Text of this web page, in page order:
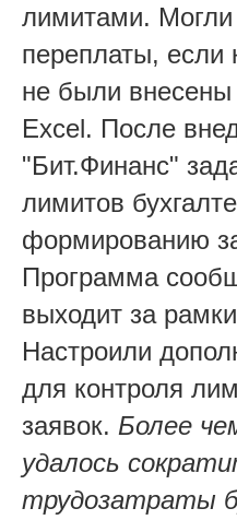
лимитами. Могли
переплаты, если
не были внесены
Excel. После
"Бит.Финанс"
лимитов
формированию
Программа
выходит за
Настроили
для контроля
заявок. Более
удалось
трудозатраты